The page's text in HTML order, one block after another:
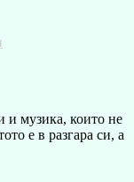
и музика, които не
е в разгара си, а